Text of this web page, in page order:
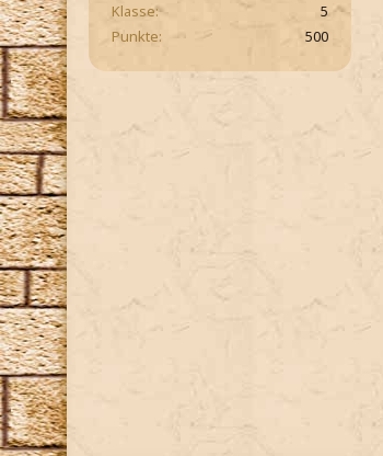
Klasse
5
Punkte
500